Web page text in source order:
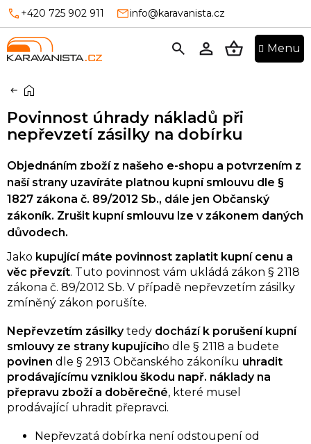
Přejít
obsah
+420 725 902 911 info@karavanista.cz
Domů
Povinnost úhrady nákladů při
nepřevzetí zásilky na dobírku
Objednáním zboží z našeho e-shopu a potvrzením z
naší strany uzavíráte platnou kupní smlouvu dle §
1827 zákona č. 89/2012 Sb., dále jen Občanský
zákoník. Zrušit kupní smlouvu lze v zákonem daných
důvodech.
Jako kupující máte povinnost zaplatit kupní cenu a
věc převzít. Tuto povinnost vám ukládá zákon § 2118
zákona č. 89/2012 Sb. V případě nepřevzetím zásilky
zmíněný zákon porušíte.
Nepřevzetím zásilkytedy dochází k porušení kupní
smlouvy ze strany kupujícího dle § 2118 a budete
povinen dle § 2913 Občanského zákoníku uhradit
prodávajícímu vzniklou škodu např. náklady na
přepravu zboží a doběrečné, které musel
prodávající uhradit přepravci.
Nepřevzatá dobírka není odstoupení od